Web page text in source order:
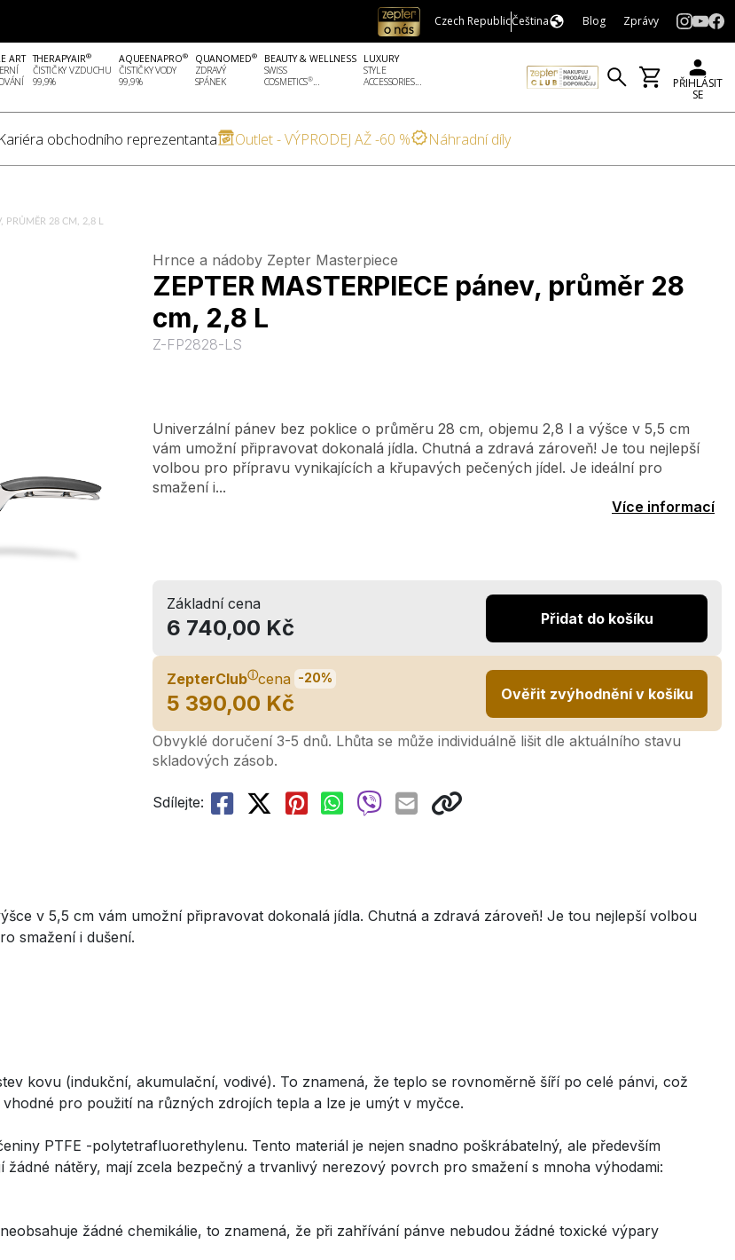
Czech RepublicČeština Blog Zprávy
ART THERAPYAIR®
ČISTIČKY VZDUCHU
99,9%
AQUEENAPRO®
ČISTIČKY VODY
99,9%
QUANOMED®
ZDRAVÝ
SPÁNEK
BEAUTY & WELLNESS
SWISS
COSMETICS®...
LUXURY
STYLE
ACCESSORIES...
PŘIHLÁSIT
SE
obchodního reprezentanta Outlet - VÝPRODEJ AŽ -60 % Náhradní díly
PRŮMĚR 28 CM, 2,8 L
Hrnce a nádoby Zepter Masterpiece
ZEPTER MASTERPIECE pánev, průměr 28
cm, 2,8 L
Z-FP2828-LS
Univerzální pánev bez poklice o průměru 28 cm, objemu 2,8 l a výšce v 5,5 cm
vám umožní připravovat dokonalá jídla. Chutná a zdravá zároveň! Je tou nejlepší
volbou pro přípravu vynikajících a křupavých pečených jídel. Je ideální pro
smažení i...
Více informací
Základní cena
6 740,00 Kč Přidat do košíku
ZepterClubⓘcena -20%
5 390,00 Kč Ověřit zvýhodnění v košíku
Obvyklé doručení 3-5 dnů. Lhůta se může individuálně lišit dle aktuálního stavu
skladových zásob.
Sdílejte:
v 5,5 cm vám umožní připravovat dokonalá jídla. Chutná a zdravá zároveň! Je tou nejlepší volbou
smažení i dušení.
kovu (indukční, akumulační, vodivé). To znamená, že teplo se rovnoměrně šíří po celé pánvi, což
pro použití na různých zdrojích tepla a lze je umýt v myčce.
PTFE -polytetrafluorethylenu. Tento materiál je nejen snadno poškrábatelný, ale především
nátěry, mají zcela bezpečný a trvanlivý nerezový povrch pro smažení s mnoha výhodami:
žádné chemikálie, to znamená, že při zahřívání pánve nebudou žádné toxické výpary